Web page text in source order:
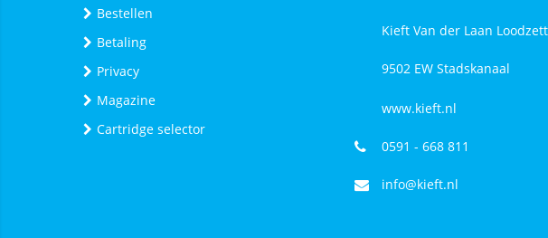
Bestellen
Betaling
Privacy
Magazine
Cartridge selector
Kieft Van der Laan
9502 EW Stadskanaal
www.kieft.nl
0591 - 668 811
info@kieft.nl